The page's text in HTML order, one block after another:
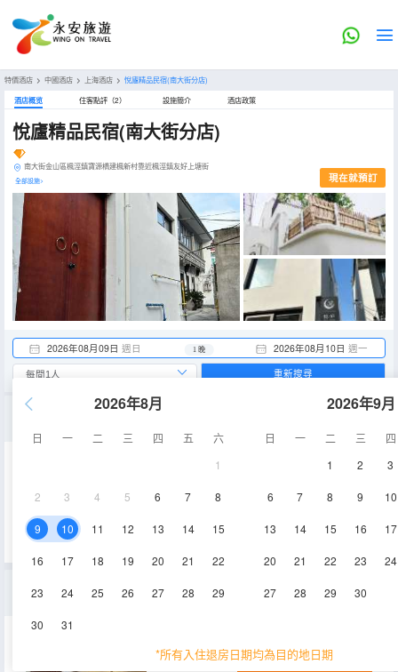
特價酒店 > 中國酒店 > 上海酒店 > 悅廬精品民宿(南大街分店)
酒店概览 住客點評（2） 設施簡介 酒店政策
悅廬精品民宿(南大街分店)
南大街金山區楓涇鎮寶源橋建楓新村靠近楓涇鎮友好上塘街
全部設施> 現在就預訂
2026年08月09日 週日 2026年08月10日 週一
1 晚
2026年8月
日 一 二 三 四 五
六
1
2 3 4 5 6 7 8
9 10 11 12 13 14 15
16 17 18 19 20 21 22
23 24 25 26 27 28 29
30 31
2026年9月
日 一 二 三
四
1
2 3
6 7 8 9 10
13 14 15 16 17
20 21 22 23 24
27 28 29 30
*所有入住退房日期均為目的地日期
重新搜尋
日式一室大床房
25㎡ 電視機